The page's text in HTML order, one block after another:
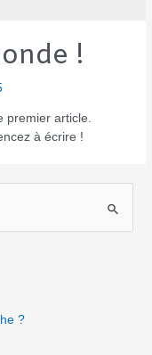
!
premier article.
à écrire !
?